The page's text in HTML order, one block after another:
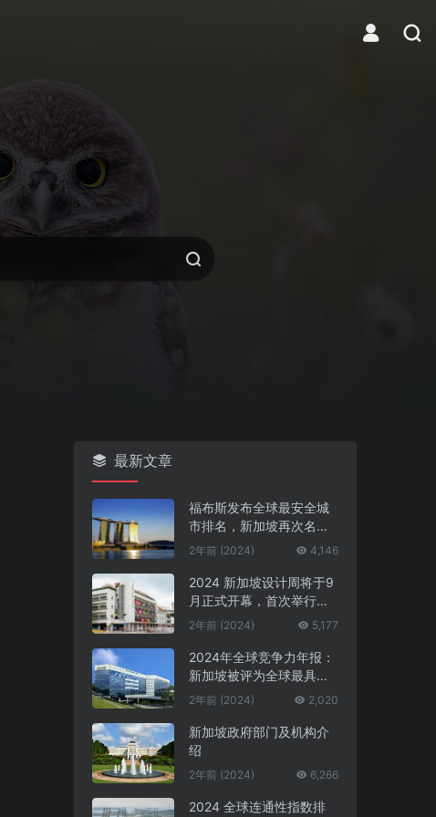
最新文章
福布斯发布全球最安全城
市排名，新加坡再次名列
第一
2年前 (2024) 4,146
2024 新加坡设计周将于9
月正式开幕，首次举行中
新设计对话
2年前 (2024) 5,177
2024年全球竞争力年报：
新加坡被评为全球最具竞
争力的国家第一名
2年前 (2024) 2,020
新加坡政府部门及机构介
绍
2年前 (2024) 6,266
2024 全球连通性指数排